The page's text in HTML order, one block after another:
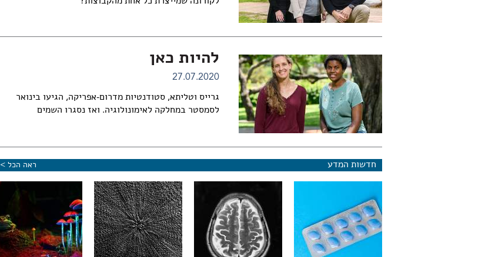
להיות כאן
27.07.2020
גרייס וטליתא, סטודנטיות מדרום-אפריקה, הגיעו בינואר
לסמסטר במחלקה לאימונולוגיה. ואז נסגרו השמים
חדשות המדע ראה הכל >